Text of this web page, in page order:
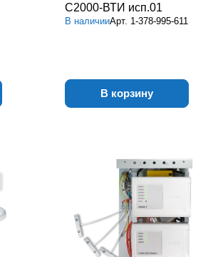
С2000-ВТИ исп.01
В наличииАрт. 1-378-995-611
В корзину